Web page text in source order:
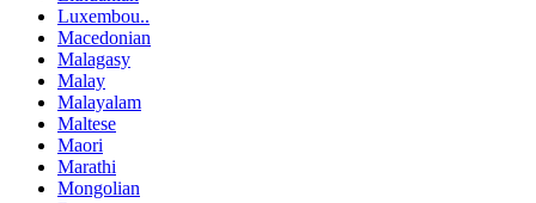
Luxembou..
Macedonian
Malagasy
Malay
Malayalam
Maltese
Maori
Marathi
Mongolian